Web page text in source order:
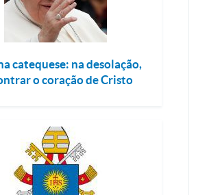
catequese: na desolação,
o coração de Cristo